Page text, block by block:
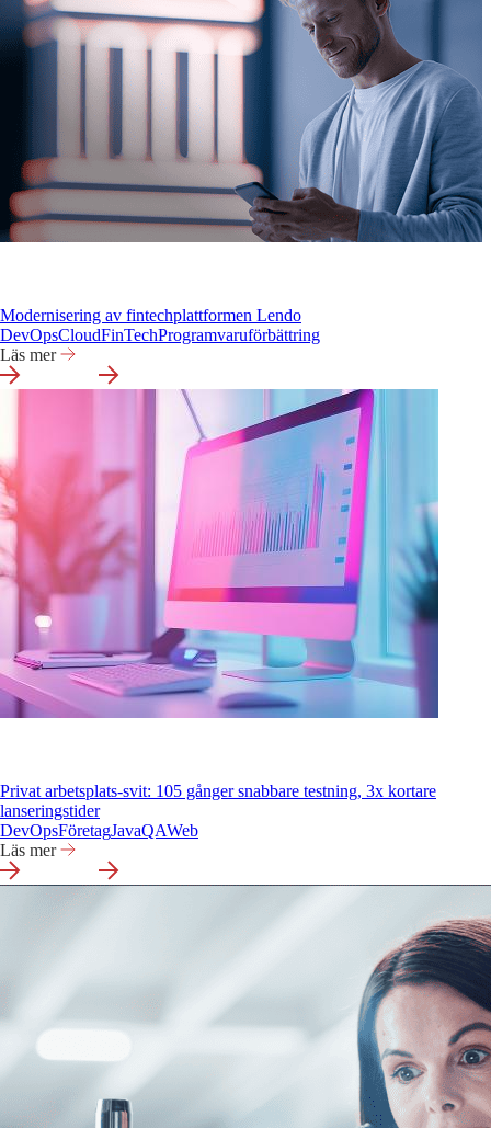
Modernisering av fintechplattformen Lendo
DevOpsCloudFinTechProgramvaruförbättring
Läs mer
Privat arbetsplats-svit: 105 gånger snabbare testning, 3x kortare
lanseringstider
DevOpsFöretagJavaQAWeb
Läs mer